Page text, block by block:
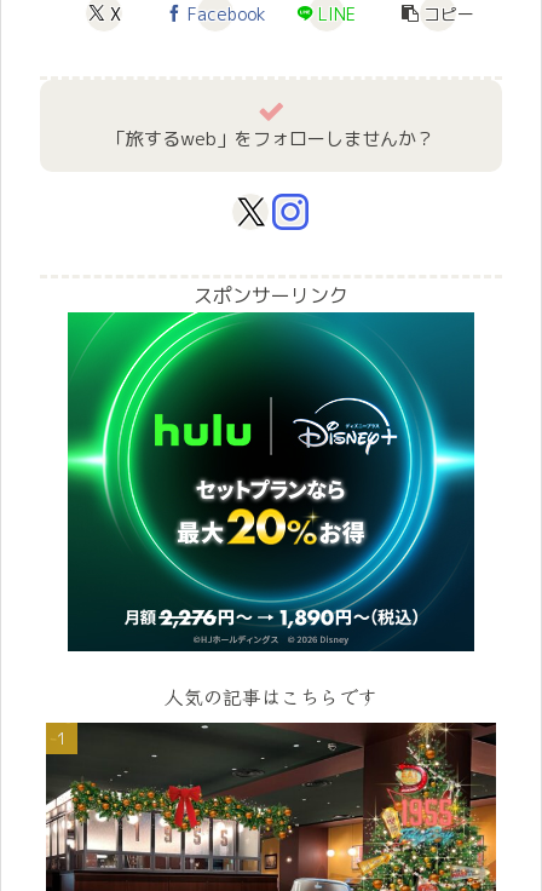
X Facebook LINE コピー
「旅するweb」をフォローしませんか？
スポンサーリンク
人気の記事はこちらです